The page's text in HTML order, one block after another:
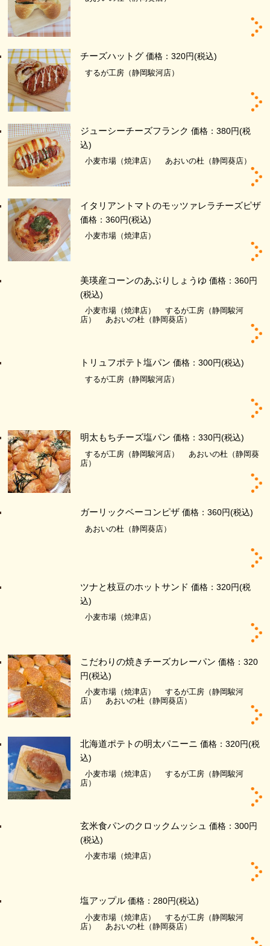
チーズハットグ 価格：320円(税込)
するが工房（静岡駿河店）
ジューシーチーズフランク 価格：380円(税
込)
小麦市場（焼津店） あおいの杜（静岡葵店）
イタリアントマトのモッツァレラチーズピザ
価格：360円(税込)
小麦市場（焼津店）
美瑛産コーンのあぶりしょうゆ 価格：360円
(税込)
小麦市場（焼津店）
するが工房（静岡駿河
店）
あおいの杜（静岡葵店）
トリュフポテト塩パン 価格：300円(税込)
するが工房（静岡駿河店）
明太もちチーズ塩パン 価格：330円(税込)
するが工房（静岡駿河店）
あおいの杜（静岡葵
店）
ガーリックベーコンピザ 価格：360円(税込)
あおいの杜（静岡葵店）
ツナと枝豆のホットサンド 価格：320円(税
込)
小麦市場（焼津店）
こだわりの焼きチーズカレーパン 価格：320
円(税込)
小麦市場（焼津店）
するが工房（静岡駿河
店）
あおいの杜（静岡葵店）
北海道ポテトの明太パニーニ 価格：320円(税
込)
小麦市場（焼津店）
するが工房（静岡駿河
店）
玄米食パンのクロックムッシュ 価格：300円
(税込)
小麦市場（焼津店）
塩アップル 価格：280円(税込)
小麦市場（焼津店）
するが工房（静岡駿河
店）
あおいの杜（静岡葵店）